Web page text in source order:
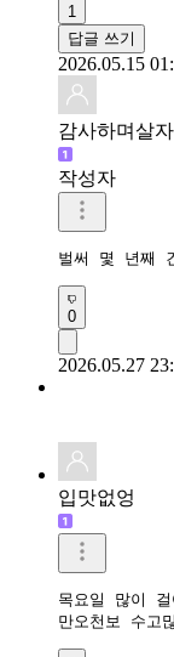
1
답글 쓰기
2026.05.15
감사하며살자
작성자
벌써 몇 년째
0
2026.05.27
입맛없엉
목요일 많이 걸
만오천보 수고